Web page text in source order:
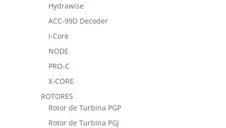
Hydrawise
ACC-99D Decoder
I-Core
NODE
PRO-C
X-CORE
ROTORES
Rotor de Turbina PGP
Rotor de Turbina PGJ